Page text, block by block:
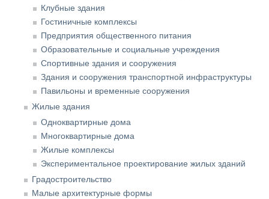
Клубные здания
Гостиничные комплексы
Предприятия общественного питания
Образовательные и социальные учреждения
Спортивные здания и сооружения
Здания и сооружения транспортной инфраструктуры
Павильоны и временные сооружения
Жилые здания
Одноквартирные дома
Многоквартирные дома
Жилые комплексы
Экспериментальное проектирование жилых зданий
Градостроительство
Малые архитектурные формы